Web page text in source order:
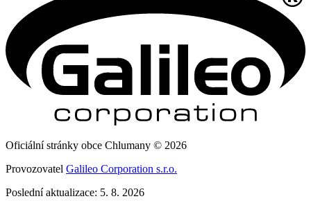
Oficiální stránky obce Chlumany © 2026
Provozovatel Galileo Corporation s.r.o.
Poslední aktualizace: 5. 8. 2026